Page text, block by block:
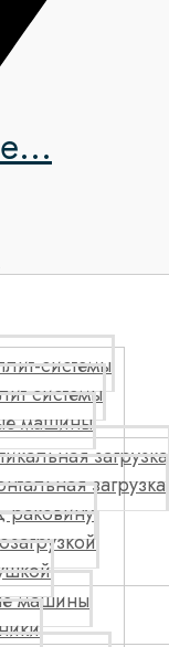
системы
системы
машины
загрузка
загрузка
машины